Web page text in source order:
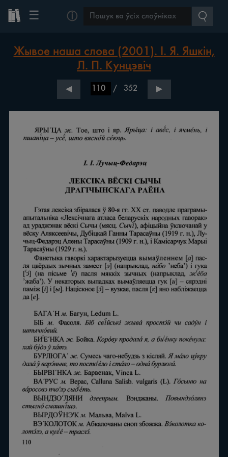
☰ ⓘ
Жывое наша слова (2001). І. Я. Яшкін,
Л. П. Кунцэвіч
◀ / 352 ▶